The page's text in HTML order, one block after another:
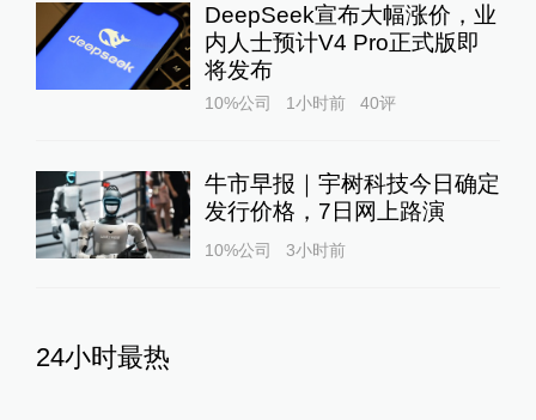
DeepSeek宣布大幅涨价，业
内人士预计V4 Pro正式版即
将发布
10%公司 1小时前 40评
牛市早报｜宇树科技今日确定
发行价格，7日网上路演
10%公司 3小时前
24小时最热